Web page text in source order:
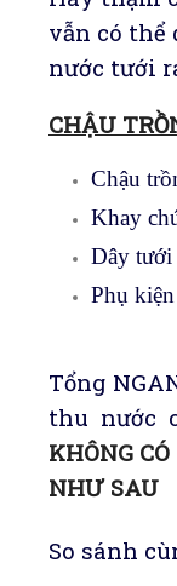
vẫn có thể
nước tưới
CHẬU
Chậu
Khay
Dây tưới
Phụ
Tổng
thu nước
KHÔNG
NHƯ SAU
So sánh